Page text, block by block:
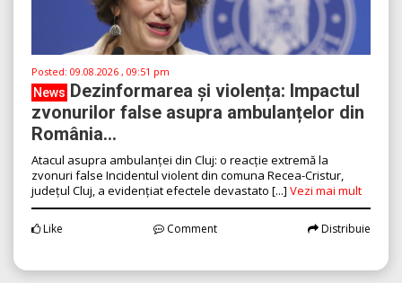
Posted: 09.08.2026 , 09:51 pm
News Dezinformarea și violența: Impactul
zvonurilor false asupra ambulanțelor din
România...
Atacul asupra ambulanței din Cluj: o reacție extremă la
zvonuri false Incidentul violent din comuna Recea-Cristur,
județul Cluj, a evidențiat efectele devastato [...] Vezi mai mult
Like Comment Distribuie